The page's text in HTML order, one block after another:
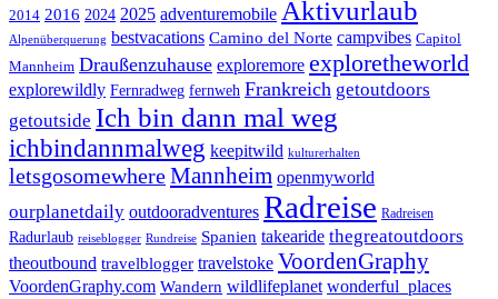
2014 2016 2024 2025 adventuremobile Aktivurlaub
Alpenüberquerung bestvacations Camino del Norte campvibes Capitol
Mannheim Draußenzuhause exploremore exploretheworld
explorewildly Fernradweg fernweh Frankreich getoutdoors
getoutside Ich bin dann mal weg
ichbindannmalweg keepitwild kulturerhalten
letsgosomewhereMannheim openmyworld
ourplanetdaily outdooradventures Radreise Radreisen
Radurlaub reiseblogger Rundreise Spanien takearide thegreatoutdoors
theoutbound travelblogger travelstoke VoordenGraphy
VoordenGraphy.com Wandern wildlifeplanet wonderful_places